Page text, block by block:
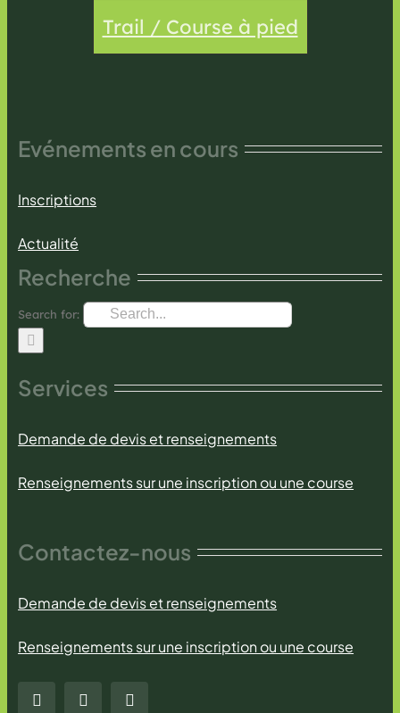
Trail / Course à pied
Evénements en cours
Inscriptions
Actualité
Recherche
Search for:
Services
Demande de devis et renseignements
Renseignements sur une inscription ou une course
Contactez-nous
Demande de devis et renseignements
Renseignements sur une inscription ou une course